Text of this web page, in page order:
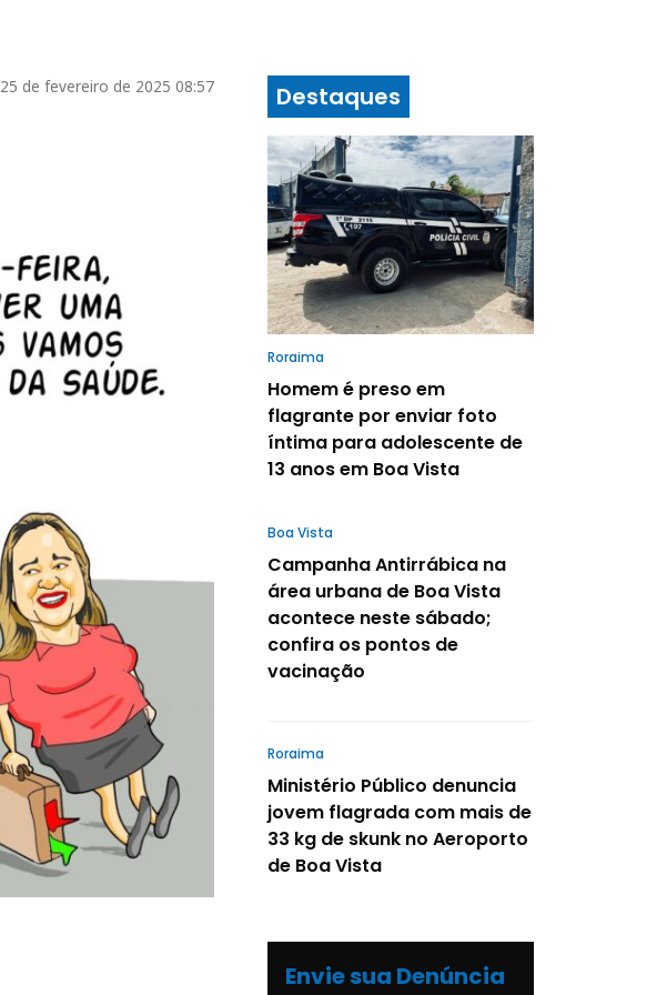
25 de fevereiro de 2025 08:57 Destaques
Roraima
Homem é preso em
flagrante por enviar foto
íntima para adolescente de
13 anos em Boa Vista
Boa Vista
Campanha Antirrábica na
área urbana de Boa Vista
acontece neste sábado;
confira os pontos de
vacinação
Roraima
Ministério Público denuncia
jovem flagrada com mais de
33 kg de skunk no Aeroporto
de Boa Vista
Envie sua Denúncia